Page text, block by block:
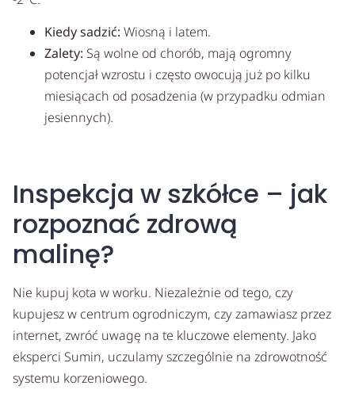
Kiedy sadzić: Wiosną i latem.
Zalety: Są wolne od chorób, mają ogromny
potencjał wzrostu i często owocują już po kilku
miesiącach od posadzenia (w przypadku odmian
jesiennych).
Inspekcja w szkółce – jak
rozpoznać zdrową
malinę?
Nie kupuj kota w worku. Niezależnie od tego, czy
kupujesz w centrum ogrodniczym, czy zamawiasz przez
internet, zwróć uwagę na te kluczowe elementy. Jako
eksperci Sumin, uczulamy szczególnie na zdrowotność
systemu korzeniowego.